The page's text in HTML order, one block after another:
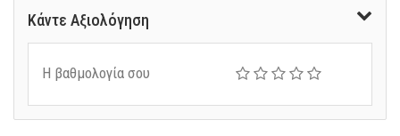
Κάντε Αξιολόγηση
Η βαθμολογία σου